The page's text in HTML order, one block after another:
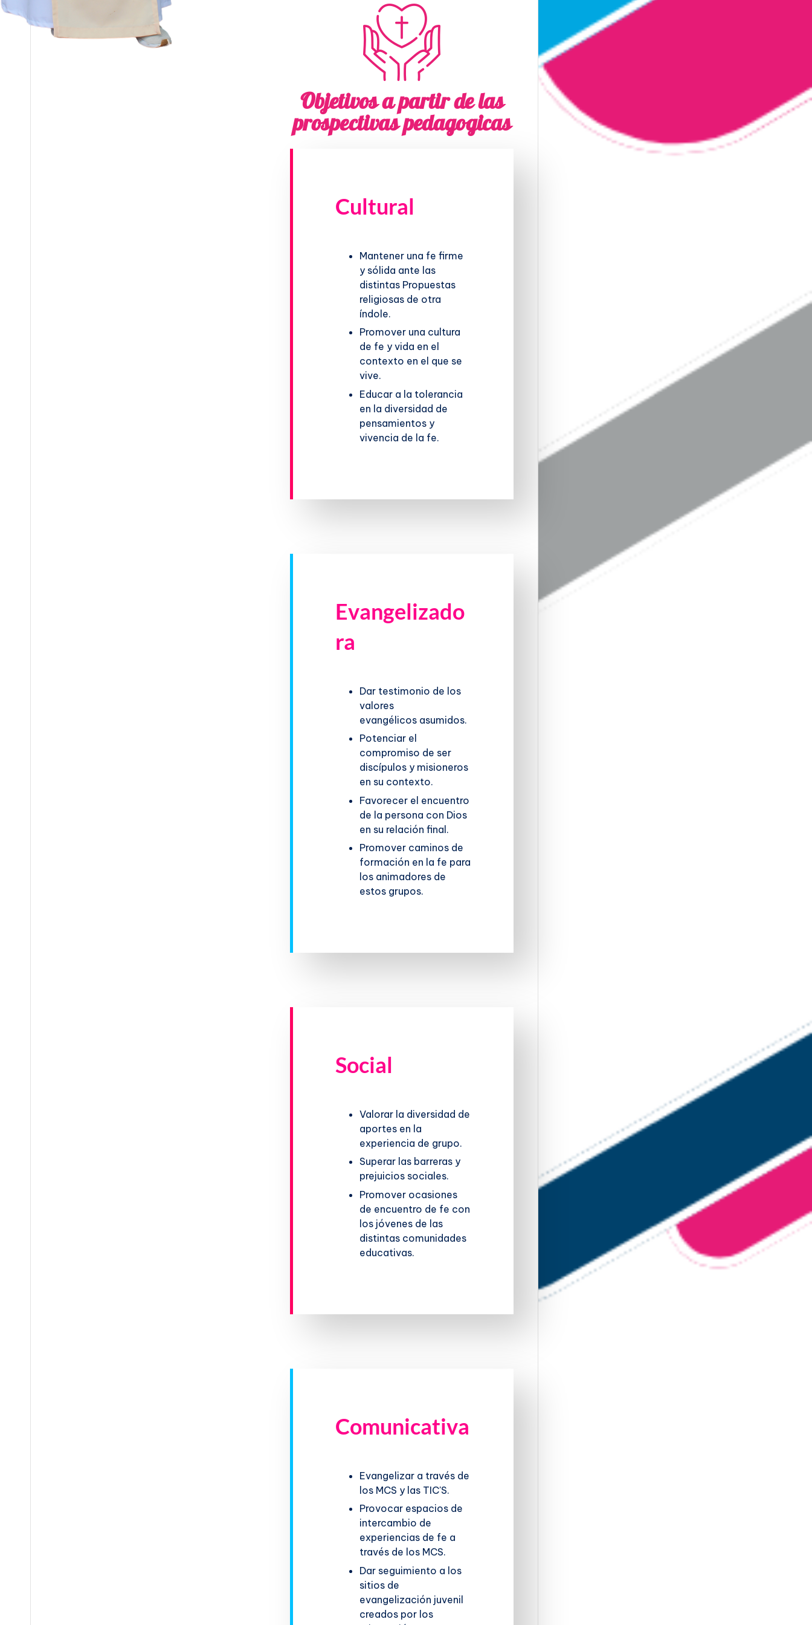
Objetivos a partir de las
prospectivas pedagogicas
Cultural
Mantener una fe firme
y sólida ante las
distintas Propuestas
religiosas de otra
índole.
Promover una cultura
de fe y vida en el
contexto en el que se
vive.
Educar a la tolerancia
en la diversidad de
pensamientos y
vivencia de la fe.
Evangelizado
ra
Dar testimonio de los
valores
evangélicos asumidos.
Potenciar el
compromiso de ser
discípulos y misioneros
en su contexto.
Favorecer el encuentro
de la persona con Dios
en su relación final.
Promover caminos de
formación en la fe para
los animadores de
estos grupos.
Social
Valorar la diversidad de
aportes en la
experiencia de grupo.
Superar las barreras y
prejuicios sociales.
Promover ocasiones
de encuentro de fe con
los jóvenes de las
distintas comunidades
educativas.
Comunicativa
Evangelizar a través de
los MCS y las TIC'S.
Provocar espacios de
intercambio de
experiencias de fe a
través de los MCS.
Dar seguimiento a los
sitios de
evangelización juvenil
creados por los